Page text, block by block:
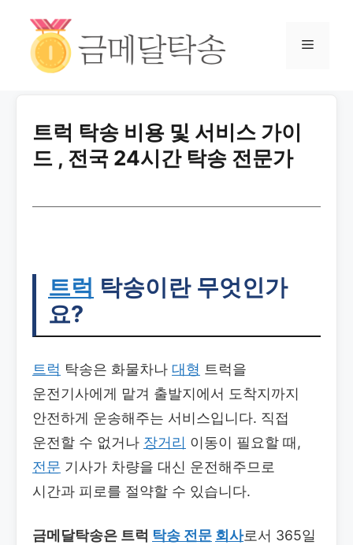
트럭 탁송 비용 및 서비스 가이
드 , 전국 24시간 탁송 전문가
트럭 탁송이란 무엇인가
요?
트럭 탁송은 화물차나 대형 트럭을
운전기사에게 맡겨 출발지에서 도착지까지
안전하게 운송해주는 서비스입니다. 직접
운전할 수 없거나 장거리 이동이 필요할 때,
전문 기사가 차량을 대신 운전해주므로
시간과 피로를 절약할 수 있습니다.
금메달탁송은 트럭 탁송 전문 회사로서 365일